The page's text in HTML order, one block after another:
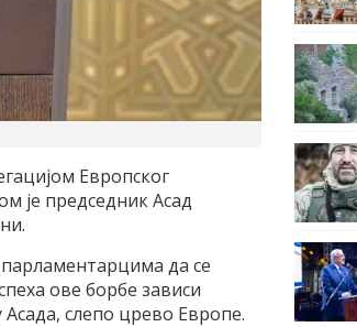
Европског
је председник Асад
парламентарцима да се
ове борбе зависи
слепо црево Европе.